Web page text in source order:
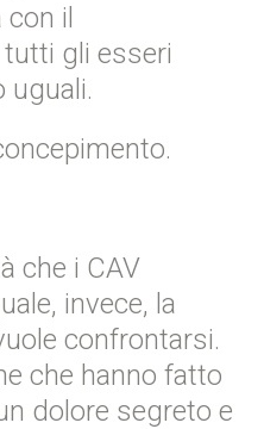
il
gli esseri
uguali.
che i CAV
invece, la
confrontarsi.
che hanno fatto
dolore segreto e